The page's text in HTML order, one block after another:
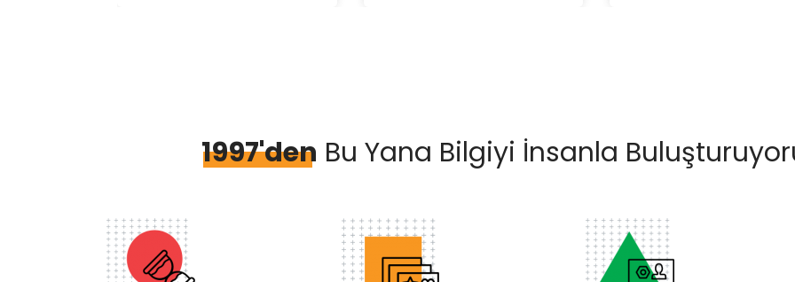
1997'den Bu Yana Bilgiyi İnsanla